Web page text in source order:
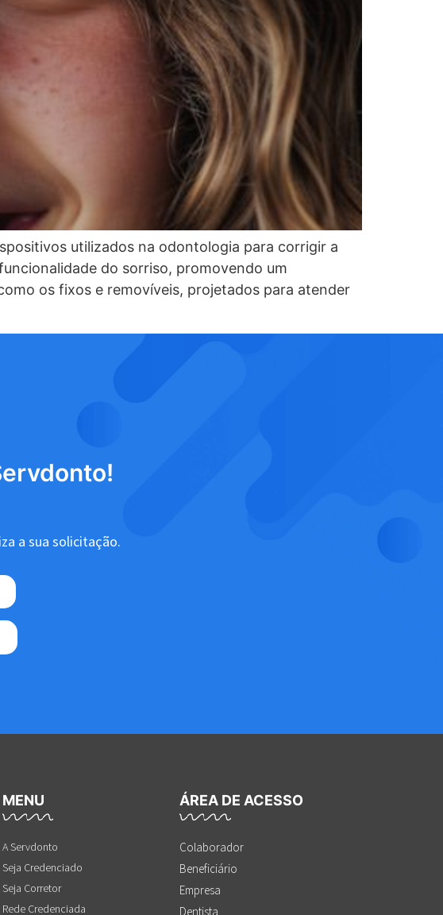
utilizados na odontologia para corrigir a
do sorriso, promovendo um
os fixos e removíveis, projetados para atender
a sua solicitação.
MENU
A Servdonto
Seja Credenciado
Seja Corretor
Rede Credenciada
ÁREA DE ACESSO
Colaborador
Beneficiário
Empresa
Dentista